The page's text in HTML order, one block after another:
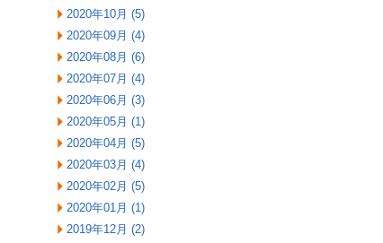
2020年10月 (5)
2020年09月 (4)
2020年08月 (6)
2020年07月 (4)
2020年06月 (3)
2020年05月 (1)
2020年04月 (5)
2020年03月 (4)
2020年02月 (5)
2020年01月 (1)
2019年12月 (2)